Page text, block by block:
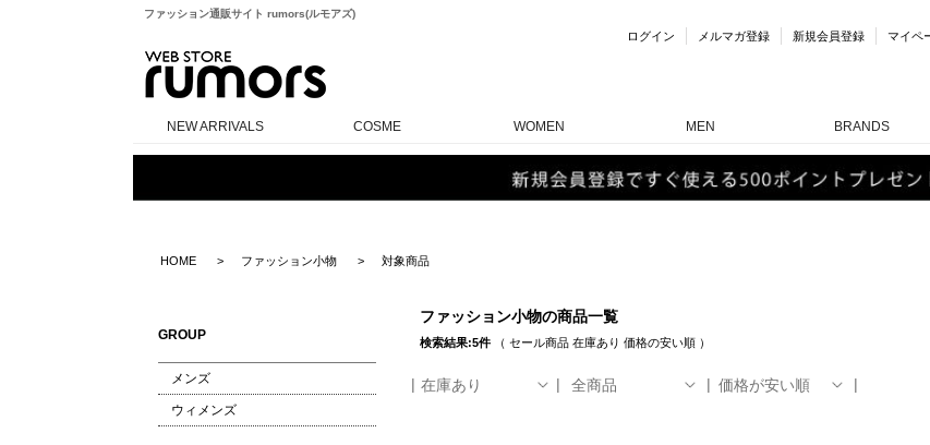
ファッション通販サイト rumors(ルモアズ)
ログイン メルマガ登録 新規会員登録 マイペ
NEW ARRIVALS COSME WOMEN MEN BRANDS
HOME ファッション小物 対象商品
GROUP
メンズ
ウィメンズ
ファッション小物の商品一覧
検索結果:5件（ セール商品 在庫あり 価格の安い順）
在庫あり 全商品 価格が安い順